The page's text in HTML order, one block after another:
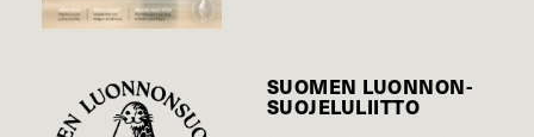
SUOMEN LUONNON­
SUOJELU­LIITTO